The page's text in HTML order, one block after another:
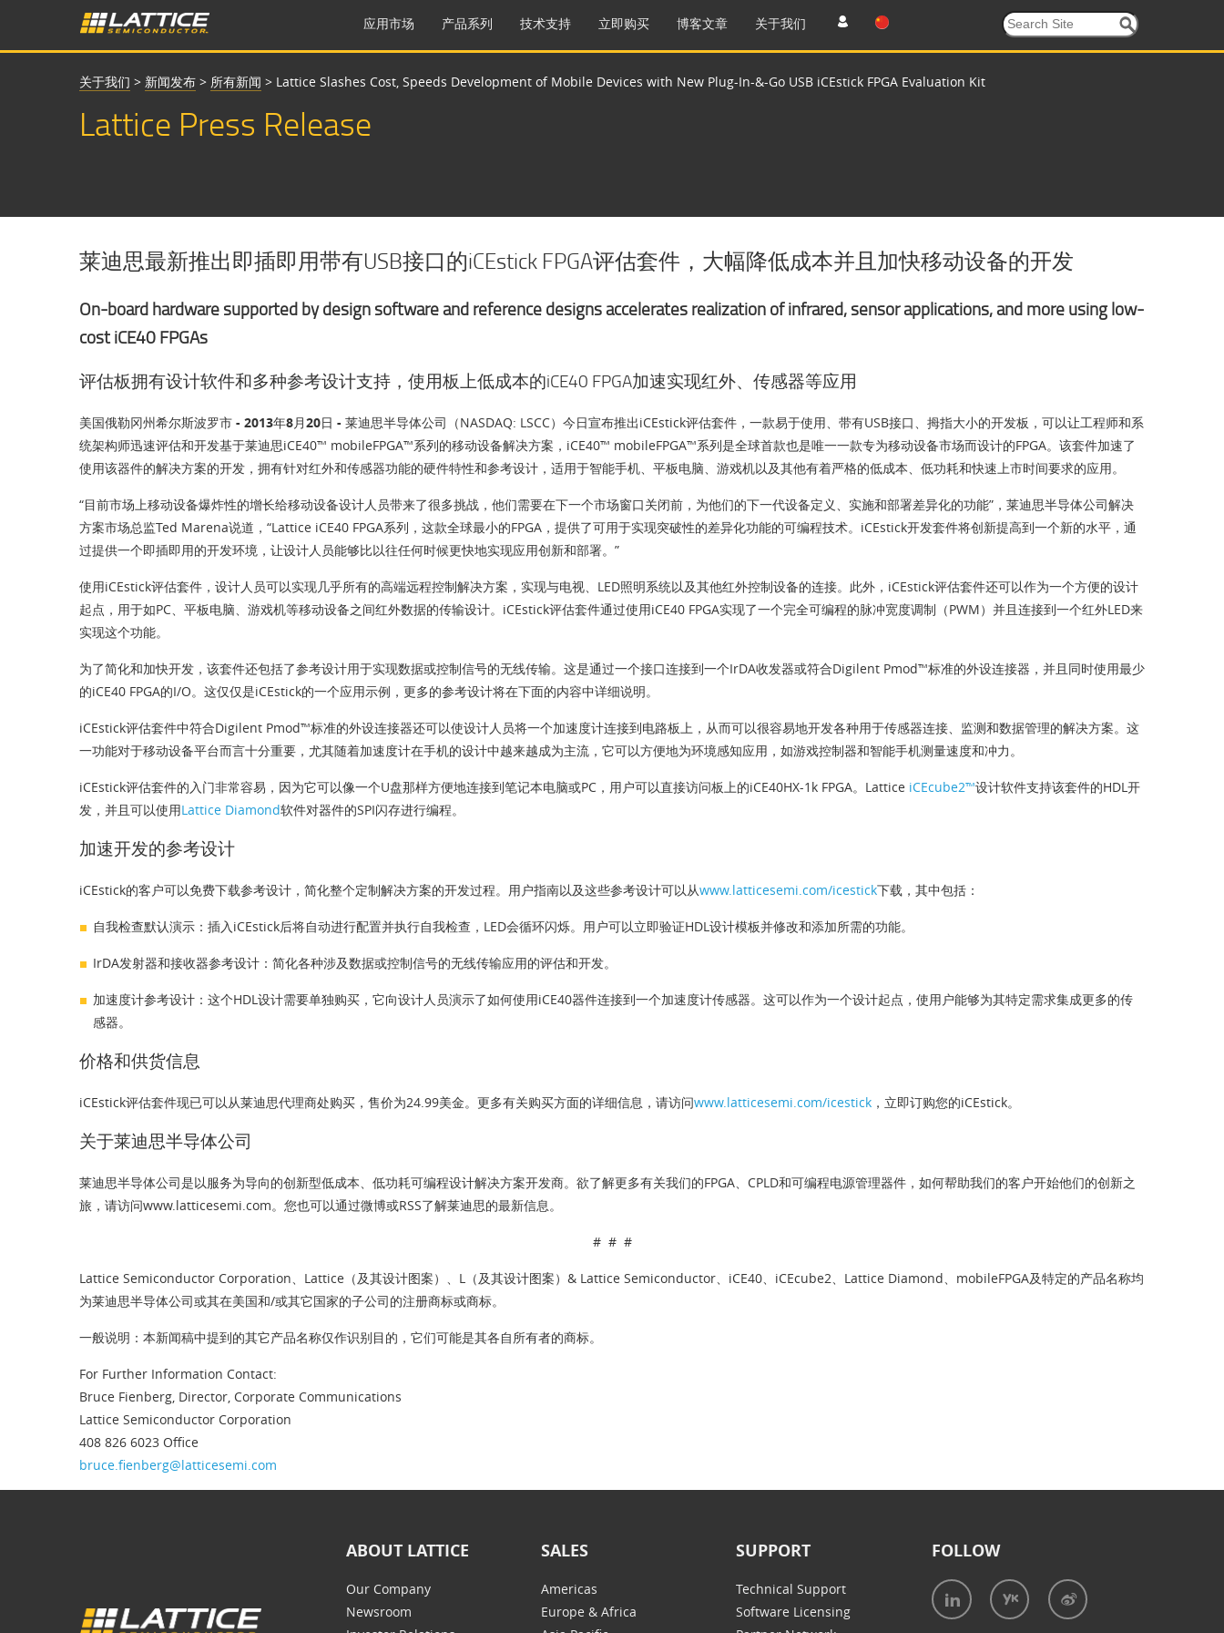
应用市场 产品系列 技术支持 立即购买 博客文章 关于我们
关于我们 > 新闻发布 > 所有新闻 > Lattice Slashes Cost, Speeds Development of Mobile Devices with New Plug-In-&-Go USB iCEstick FPGA Evaluation Kit
Lattice Press Release
莱迪思最新推出即插即用带有USB接口的iCEstick FPGA评估套件，大幅降低成本并且加快移动设备的开发
On-board hardware supported by design software and reference designs accelerates realization of infrared, sensor applications, and more using low-
cost iCE40 FPGAs
评估板拥有设计软件和多种参考设计支持，使用板上低成本的iCE40 FPGA加速实现红外、传感器等应用
美国俄勒冈州希尔斯波罗市 - 2013年8月20日 - 莱迪思半导体公司（NASDAQ: LSCC）今日宣布推出iCEstick评估套件，一款易于使用、带有USB接口、拇指大小的开发板，可以让工程师和系
统架构师迅速评估和开发基于莱迪思iCE40™ mobileFPGA™系列的移动设备解决方案，iCE40™ mobileFPGA™系列是全球首款也是唯一一款专为移动设备市场而设计的FPGA。该套件加速了
使用该器件的解决方案的开发，拥有针对红外和传感器功能的硬件特性和参考设计，适用于智能手机、平板电脑、游戏机以及其他有着严格的低成本、低功耗和快速上市时间要求的应用。
“目前市场上移动设备爆炸性的增长给移动设备设计人员带来了很多挑战，他们需要在下一个市场窗口关闭前，为他们的下一代设备定义、实施和部署差异化的功能”，莱迪思半导体公司解决
方案市场总监Ted Marena说道，“Lattice iCE40 FPGA系列，这款全球最小的FPGA，提供了可用于实现突破性的差异化功能的可编程技术。iCEstick开发套件将创新提高到一个新的水平，通
过提供一个即插即用的开发环境，让设计人员能够比以往任何时候更快地实现应用创新和部署。”
使用iCEstick评估套件，设计人员可以实现几乎所有的高端远程控制解决方案，实现与电视、LED照明系统以及其他红外控制设备的连接。此外，iCEstick评估套件还可以作为一个方便的设计
起点，用于如PC、平板电脑、游戏机等移动设备之间红外数据的传输设计。iCEstick评估套件通过使用iCE40 FPGA实现了一个完全可编程的脉冲宽度调制（PWM）并且连接到一个红外LED来
实现这个功能。
为了简化和加快开发，该套件还包括了参考设计用于实现数据或控制信号的无线传输。这是通过一个接口连接到一个IrDA收发器或符合Digilent Pmod™标准的外设连接器，并且同时使用最少
的iCE40 FPGA的I/O。这仅仅是iCEstick的一个应用示例，更多的参考设计将在下面的内容中详细说明。
iCEstick评估套件中符合Digilent Pmod™标准的外设连接器还可以使设计人员将一个加速度计连接到电路板上，从而可以很容易地开发各种用于传感器连接、监测和数据管理的解决方案。这
一功能对于移动设备平台而言十分重要，尤其随着加速度计在手机的设计中越来越成为主流，它可以方便地为环境感知应用，如游戏控制器和智能手机测量速度和冲力。
iCEstick评估套件的入门非常容易，因为它可以像一个U盘那样方便地连接到笔记本电脑或PC，用户可以直接访问板上的iCE40HX-1k FPGA。Lattice iCEcube2™设计软件支持该套件的HDL开
发，并且可以使用Lattice Diamond软件对器件的SPI闪存进行编程。
加速开发的参考设计
iCEstick的客户可以免费下载参考设计，简化整个定制解决方案的开发过程。用户指南以及这些参考设计可以从www.latticesemi.com/icestick下载，其中包括：
自我检查默认演示：插入iCEstick后将自动进行配置并执行自我检查，LED会循环闪烁。用户可以立即验证HDL设计模板并修改和添加所需的功能。
IrDA发射器和接收器参考设计：简化各种涉及数据或控制信号的无线传输应用的评估和开发。
加速度计参考设计：这个HDL设计需要单独购买，它向设计人员演示了如何使用iCE40器件连接到一个加速度计传感器。这可以作为一个设计起点，使用户能够为其特定需求集成更多的传
感器。
价格和供货信息
iCEstick评估套件现已可以从莱迪思代理商处购买，售价为24.99美金。更多有关购买方面的详细信息，请访问www.latticesemi.com/icestick ，立即订购您的iCEstick。
关于莱迪思半导体公司
莱迪思半导体公司是以服务为导向的创新型低成本、低功耗可编程设计解决方案开发商。欲了解更多有关我们的FPGA、CPLD和可编程电源管理器件，如何帮助我们的客户开始他们的创新之
旅，请访问www.latticesemi.com。您也可以通过微博或RSS了解莱迪思的最新信息。
# # #
Lattice Semiconductor Corporation、Lattice（及其设计图案）、L（及其设计图案）& Lattice Semiconductor、iCE40、iCEcube2、Lattice Diamond、mobileFPGA及特定的产品名称均
为莱迪思半导体公司或其在美国和/或其它国家的子公司的注册商标或商标。
一般说明：本新闻稿中提到的其它产品名称仅作识别目的，它们可能是其各自所有者的商标。
For Further Information Contact:
Bruce Fienberg, Director, Corporate Communications
Lattice Semiconductor Corporation
408 826 6023 Office
bruce.fienberg@latticesemi.com
ABOUT LATTICE
Our Company
Newsroom
SALES
Americas
Europe & Africa
SUPPORT
Technical Support
Software Licensing
FOLLOW